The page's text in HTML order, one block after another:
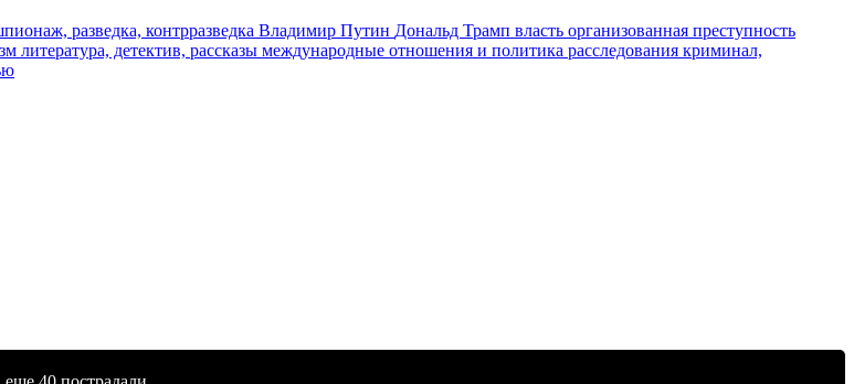
разведка, контрразведка Владимир Путин Дональд Трамп власть организованная преступность
литература, детектив, рассказы международные отношения и политика расследования криминал,